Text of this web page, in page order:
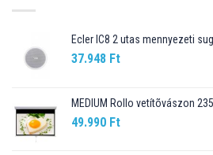
Ecler IC8 2 utas mennyezeti
37.948 Ft
MEDIUM Rollo vetítõvászon
49.990 Ft